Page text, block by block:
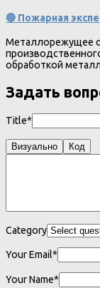
🔴 Пожарная
Металлорежущее
обработкой
Задать
Title*
Визуально Код
Category
Your Email*
Your Name*